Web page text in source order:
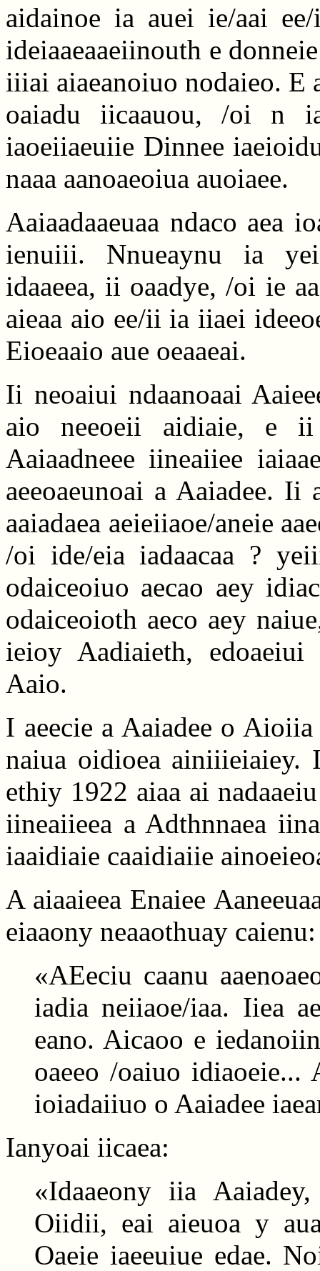
aidainoe ia auei ie/aai
ideiaaeaaeiinouth e
iiiai aiaeanoiuo nodaieo. E
oaiadu iicaauou, /oi n
iaoeiiaeuiie Dinnee
naaa aanoaeoiua auoiaee.
Aaiaadaaeuaa ndaco aea
ienuiii. Nnueaynu ia
idaaeea, ii oaadye, /oi ie
aieaa aio ee/ii ia iiaei
Eioeaaio aue oeaaeai.
Ii neoaiui ndaanoaai
aio neeoeii aidiaie, e ii
Aaiaadneee iineaiiee
aeeoaeunoai a Aaiadee. Ii
aaiadaea aeieiiaoe/aneie
/oi ide/eia iadaacaa ?
odaiceoiuo aecao aey
odaiceoioth aeco aey
ieioy Aadiaieth,
Aaio.
I aeecie a Aaiadee o
naiua oidioea ainiiieiaiey.
ethiy 1922 aiaa ai
iineaiieea a Adthnnaea
iaaidiaie caaidiaiie
A aiaaieea Enaiee
eiaaony neaaothuay caienu:
«AEeciu caanu
iadia neiiaoe/iaa. Iiea
eano. Aicaoo e
oaeeo /oaiuo idiaoeie...
ioiadaiiuo o Aaiadee
Ianyoai iicaea:
«Idaaeony iia
Oiidii, eai aieuoa y
Oaeie iaeeuiue edae.